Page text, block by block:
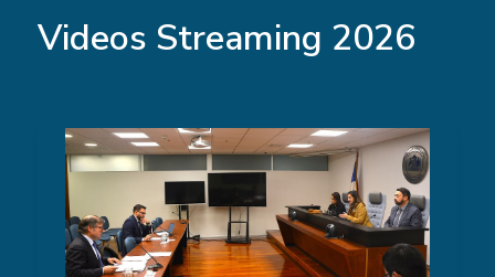
Videos Streaming 2026